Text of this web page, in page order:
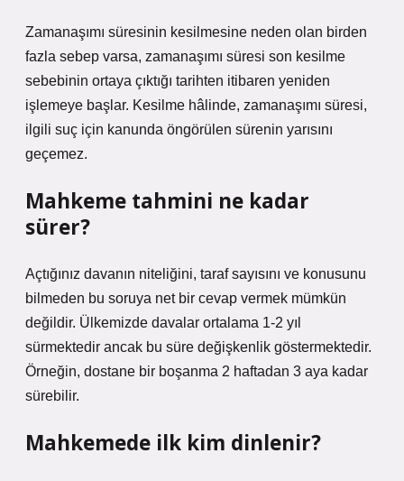
Zamanaşımı süresinin kesilmesine neden olan birden
fazla sebep varsa, zamanaşımı süresi son kesilme
sebebinin ortaya çıktığı tarihten itibaren yeniden
işlemeye başlar. Kesilme hâlinde, zamanaşımı süresi,
ilgili suç için kanunda öngörülen sürenin yarısını
geçemez.
Mahkeme tahmini ne kadar
sürer?
Açtığınız davanın niteliğini, taraf sayısını ve konusunu
bilmeden bu soruya net bir cevap vermek mümkün
değildir. Ülkemizde davalar ortalama 1-2 yıl
sürmektedir ancak bu süre değişkenlik göstermektedir.
Örneğin, dostane bir boşanma 2 haftadan 3 aya kadar
sürebilir.
Mahkemede ilk kim dinlenir?